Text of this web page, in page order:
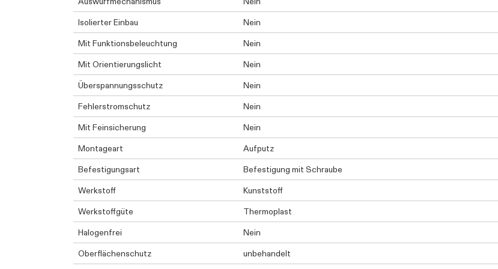
Isolierter Einbau
Nein
Mit Funktionsbeleuchtung
Nein
Mit Orientierungslicht
Nein
Überspannungsschutz
Nein
Fehlerstromschutz
Nein
Mit Feinsicherung
Nein
Montageart
Aufputz
Befestigungsart
Befestigung mit Schraube
Werkstoff
Kunststoff
Werkstoffgüte
Thermoplast
Halogenfrei
Nein
Oberflächenschutz
unbehandelt